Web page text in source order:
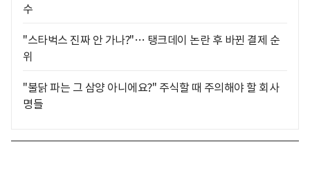
수
"스타벅스 진짜 안 가나?"… 탱크데이 논란 후 바뀐 결제 순
위
"불닭 파는 그 삼양 아니에요?" 주식할 때 주의해야 할 회사
명들